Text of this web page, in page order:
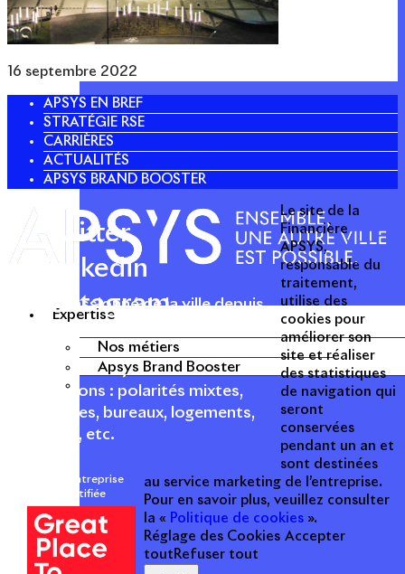
Expertise
Nos métiers
Apsys Brand Booster
16 septembre 2022
APSYS EN BREF
STRATÉGIE RSE
CARRIÈRES
ACTUALITÉS
APSYS BRAND BOOSTER
Acteur passionné de la ville depuis
1996, Apsys conçoit, réalise, anime
et valorise des opérations urbaines
à forte valeur ajoutée dans toutes
les fonctions : polarités mixtes,
commerces, bureaux, logements,
hôtellerie, etc.
Une entreprise
certifiée
Twitter
Linkedin
Instagram
Le site de la
Financière
APSYS,
responsable du
traitement,
utilise des
cookies pour
améliorer son
site et réaliser
des statistiques
de navigation qui
seront
conservées
pendant un an et
sont destinées
au service marketing de l’entreprise.
Pour en savoir plus, veuillez consulter
la « Politique de cookies ».
Réglage des Cookies Accepter
tout Refuser tout